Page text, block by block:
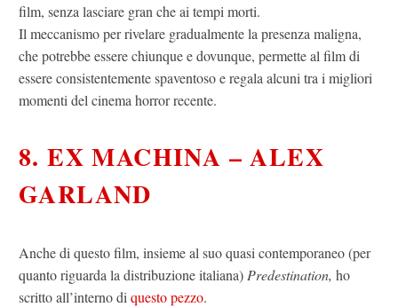
film, senza lasciare gran che ai tempi morti.
Il meccanismo per rivelare gradualmente la presenza maligna,
che potrebbe essere chiunque e dovunque, permette al film di
essere consistentemente spaventoso e regala alcuni tra i migliori
momenti del cinema horror recente.
8. EX MACHINA – ALEX
GARLAND
Anche di questo film, insieme al suo quasi contemporaneo (per
quanto riguarda la distribuzione italiana) Predestination, ho
scritto all’interno di questo pezzo.